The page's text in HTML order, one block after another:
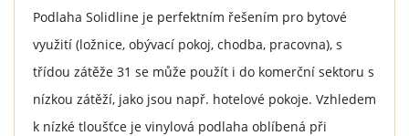
Podlaha Solidline je perfektním řešením pro bytové
využití (ložnice, obývací pokoj, chodba, pracovna), s
třídou zátěže 31 se může použít i do komerční sektoru s
nízkou zátěží, jako jsou např. hotelové pokoje. Vzhledem
k nízké tloušťce je vinylová podlaha oblíbená při